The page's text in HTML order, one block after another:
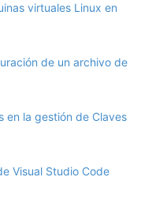
virtuales Linux en
de un archivo de
en la gestión de Claves
Visual Studio Code